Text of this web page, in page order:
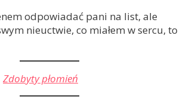
odpowiadać pani na list, ale
nieuctwie, co miałem w sercu, to
Zdobyty płomień